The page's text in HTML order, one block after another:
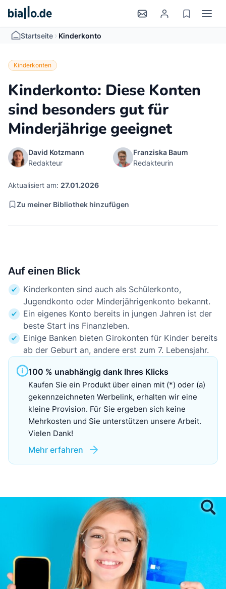
Startseite > Kinderkonto
Kinderkonten
Kinderkonto: Diese Konten
sind besonders gut für
Minderjährige geeignet
David Kotzmann
Redakteur
Franziska Baum
Redakteurin
Aktualisiert am: 27.01.2026
Zu meiner Bibliothek hinzufügen
Auf einen Blick
Kinderkonten sind auch als Schülerkonto,
Jugendkonto oder Minderjährigenkonto bekannt.
Ein eigenes Konto bereits in jungen Jahren ist der
beste Start ins Finanzleben.
Einige Banken bieten Girokonten für Kinder bereits
ab der Geburt an, andere erst zum 7. Lebensjahr.
100 % unabhängig dank Ihres Klicks
Kaufen Sie ein Produkt über einen mit (*) oder (a)
gekennzeichneten Werbelink, erhalten wir eine
kleine Provision. Für Sie ergeben sich keine
Mehrkosten und Sie unterstützen unsere Arbeit.
Vielen Dank!
Mehr erfahren